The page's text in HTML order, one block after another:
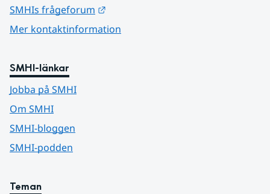
SMHIs frågeforum
Mer kontaktinformation
SMHI-länkar
Jobba på SMHI
Om SMHI
SMHI-bloggen
SMHI-podden
Teman